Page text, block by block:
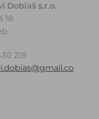
Dobiaš s.r.o.
18
218